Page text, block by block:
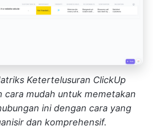
Ketertelusuran ClickUp
cara mudah untuk memetakan
ini dengan cara yang
dan komprehensif.